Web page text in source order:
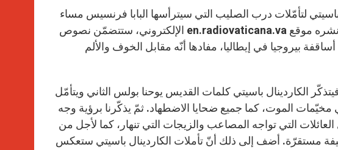
p
p
g
e
r
o
k
r
باسيتي لتأمّلات درب الصليب التي سيترأسها البابا فرنسيس مساء
الجمعة العظيمة في الكوليزيه الروماني. وبحسب مقال نشره موقع en.radiovaticana.va الإلكتروني، ستتضمّن نصوص
بيروجيا في إيطاليا، مفادها أنّه مقابل الخوف والألم
في التأمّلات الخاصة بكلّ مرحلة من المراحل الـ14، فيتذكّر الكاردينال باسيتي كلمات القديس يوحنا بولس الثاني ويتأمّل
مخيّمات الموت، كما جميع ضحايا الاضطهاد. ثمّ يذكّرنا برؤية وجه
التي تواجه المصاعب والزيجات التي تنهار، كما لأجل من
مستقرّة. أضف إلى ذلك أنّ تأملات الكاردينال باسيتي ستعكس